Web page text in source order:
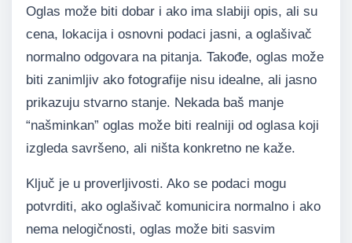
Oglas može biti dobar i ako ima slabiji opis, ali su
cena, lokacija i osnovni podaci jasni, a oglašivač
normalno odgovara na pitanja. Takođe, oglas može
biti zanimljiv ako fotografije nisu idealne, ali jasno
prikazuju stvarno stanje. Nekada baš manje
“našminkan” oglas može biti realniji od oglasa koji
izgleda savršeno, ali ništa konkretno ne kaže.
Ključ je u proverljivosti. Ako se podaci mogu
potvrditi, ako oglašivač komunicira normalno i ako
nema nelogičnosti, oglas može biti sasvim